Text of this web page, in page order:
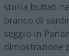
storia buttati
branco di
seggio in
dimostrazione